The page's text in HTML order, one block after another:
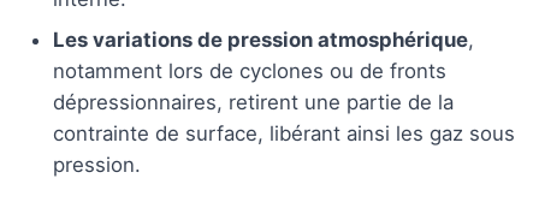
Les variations de pression atmosphérique,
notamment lors de cyclones ou de fronts
dépressionnaires, retirent une partie de la
contrainte de surface, libérant ainsi les gaz sous
pression.